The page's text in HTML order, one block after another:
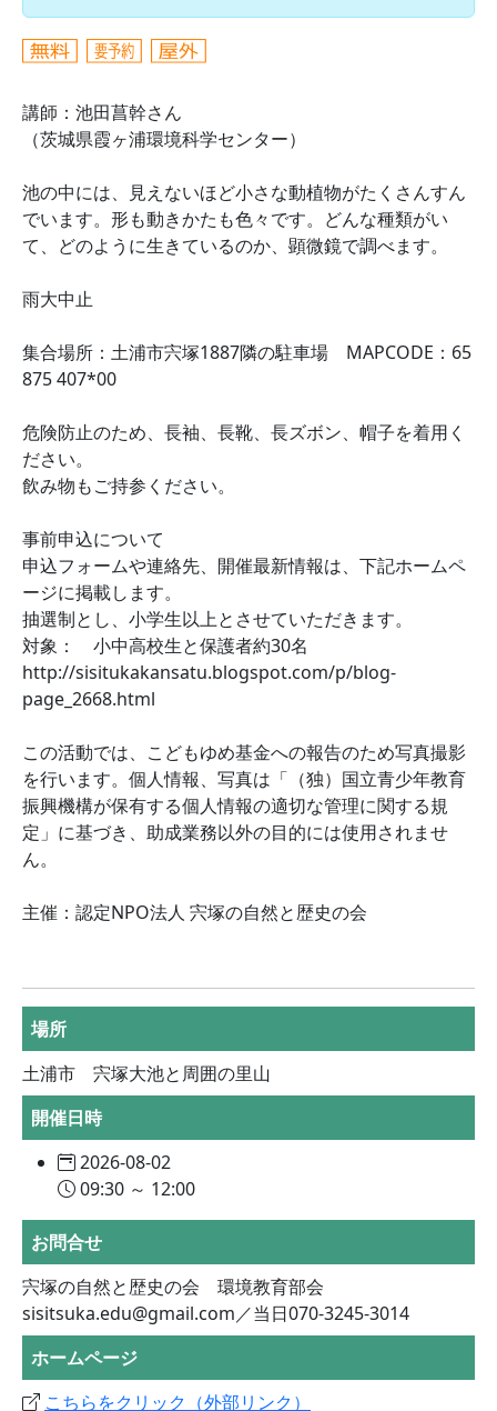
講師：池田菖幹さん
（茨城県霞ヶ浦環境科学センター）
池の中には、見えないほど小さな動植物がたくさんすん
でいます。形も動きかたも色々です。どんな種類がい
て、どのように生きているのか、顕微鏡で調べます。
雨大中止
集合場所：土浦市宍塚1887隣の駐車場 MAPCODE：65
875 407*00
危険防止のため、長袖、長靴、長ズボン、帽子を着用く
ださい。
飲み物もご持参ください。
事前申込について
申込フォームや連絡先、開催最新情報は、下記ホームペ
ージに掲載します。
抽選制とし、小学生以上とさせていただきます。
対象： 小中高校生と保護者約30名
http://sisitukakansatu.blogspot.com/p/blog-
page_2668.html
この活動では、こどもゆめ基金への報告のため写真撮影
を行います。個人情報、写真は「（独）国立青少年教育
振興機構が保有する個人情報の適切な管理に関する規
定」に基づき、助成業務以外の目的には使用されませ
ん。
主催：認定NPO法人 宍塚の自然と歴史の会
場所
土浦市 宍塚大池と周囲の里山
開催日時
2026-08-02
09:30 ～ 12:00
お問合せ
宍塚の自然と歴史の会 環境教育部会
sisitsuka.edu@gmail.com／当日070-3245-3014
ホームページ
こちらをクリック（外部リンク）